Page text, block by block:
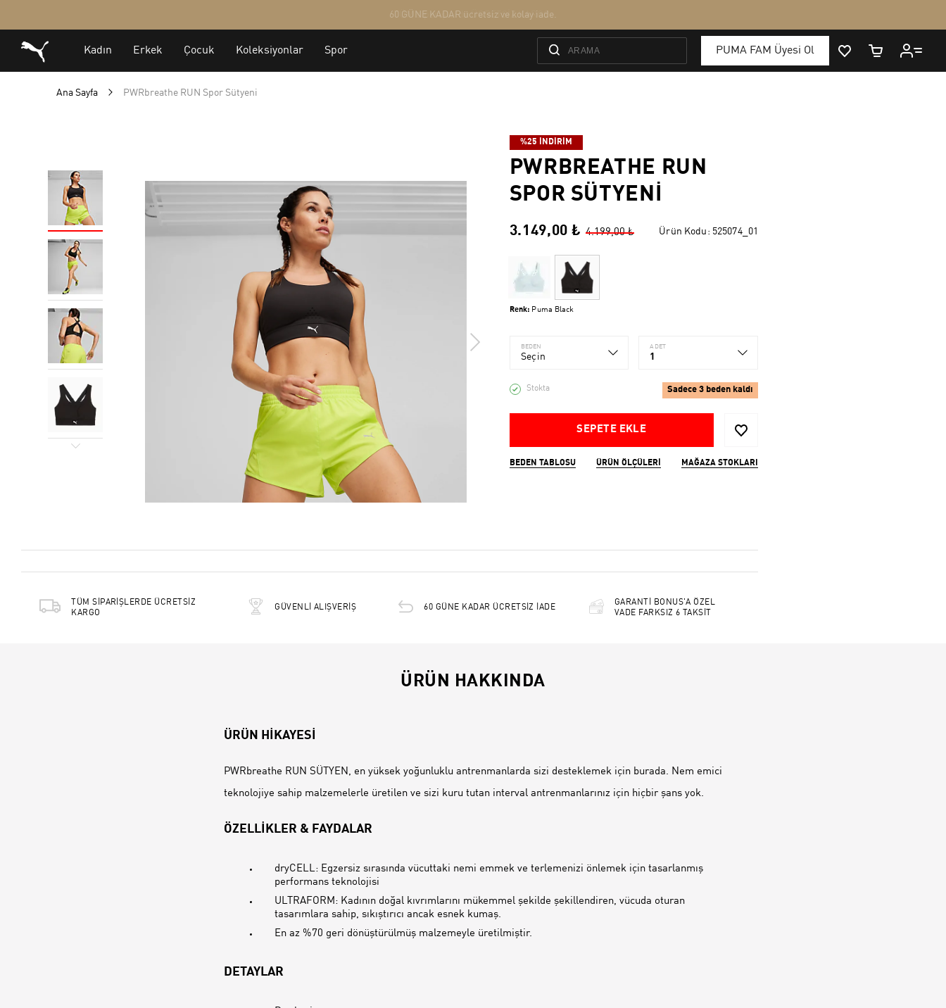
Ana Sayfa PWRbreathe RUN Spor Sütyeni
%25 İNDİRİM
PWRBREATHE RUN
SPOR SÜTYENI
3.149,00 ₺ 4.199,00 ₺ Ürün Kodu: 525074_01
Renk: Puma Black
BEDEN
Seçin
ADET
1
Stokta Sadece 3 beden kaldı
SEPETE EKLE
BEDEN TABLOSU ÜRÜN ÖLÇÜLERI MAĞAZA STOKLARI
TÜM SİPARİŞLERDE ÜCRETSİZ
KARGO
GÜVENLİ ALIŞVERİŞ 60 GÜNE KADAR ÜCRETSİZ İADE
GARANTİ BONUS'A ÖZEL
VADE FARKSIZ 6 TAKSİT
ÜRÜN HAKKINDA
ÜRÜN HİKAYESİ
PWRbreathe RUN SÜTYEN, en yüksek yoğunluklu antrenmanlarda sizi desteklemek için burada. Nem emici
teknolojiye sahip malzemelerle üretilen ve sizi kuru tutan interval antrenmanlarınız için hiçbir şans yok.
ÖZELLİKLER & FAYDALAR
dryCELL: Egzersiz sırasında vücuttaki nemi emmek ve terlemenizi önlemek için tasarlanmış
performans teknolojisi
ULTRAFORM: Kadının doğal kıvrımlarını mükemmel şekilde şekillendiren, vücuda oturan
tasarımlara sahip, sıkıştırıcı ancak esnek kumaş.
En az %70 geri dönüştürülmüş malzemeyle üretilmiştir.
DETAYLAR